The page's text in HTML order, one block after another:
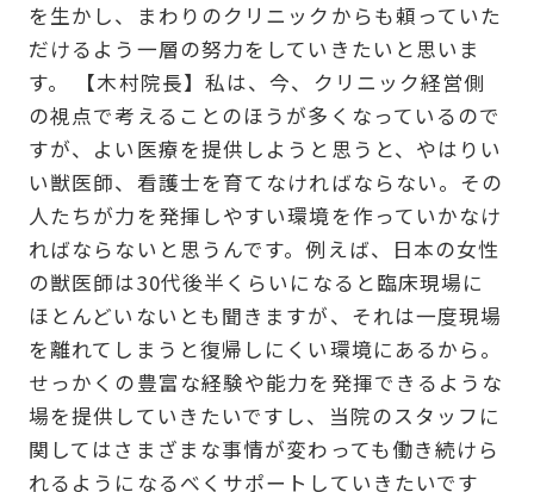
を生かし、まわりのクリニックからも頼っていた
だけるよう一層の努力をしていきたいと思いま
す。 【木村院長】私は、今、クリニック経営側
の視点で考えることのほうが多くなっているので
すが、よい医療を提供しようと思うと、やはりい
い獣医師、看護士を育てなければならない。その
人たちが力を発揮しやすい環境を作っていかなけ
ればならないと思うんです。例えば、日本の女性
の獣医師は30代後半くらいになると臨床現場に
ほとんどいないとも聞きますが、それは一度現場
を離れてしまうと復帰しにくい環境にあるから。
せっかくの豊富な経験や能力を発揮できるような
場を提供していきたいですし、当院のスタッフに
関してはさまざまな事情が変わっても働き続けら
れるようになるべくサポートしていきたいです